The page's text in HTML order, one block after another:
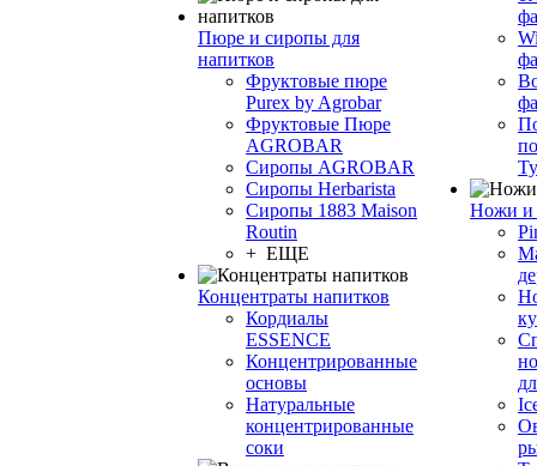
Пюре и сиропы для
напитков
Фруктовые пюре
Purex by Agrobar
Фруктовые Пюре
AGROBAR
Сиропы AGROBAR
Сиропы Herbarista
Сиропы 1883 Maison
Routin
+ ЕЩЕ
Концентраты напитков
Кордиалы
ESSENCE
Концентрированные
основы
Натуральные
концентрированные
соки
Ножи и